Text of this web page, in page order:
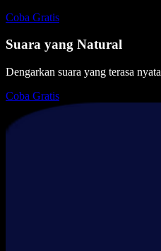
Coba Gratis
Suara yang Natural
Dengarkan suara yang terasa nyata
Coba Gratis